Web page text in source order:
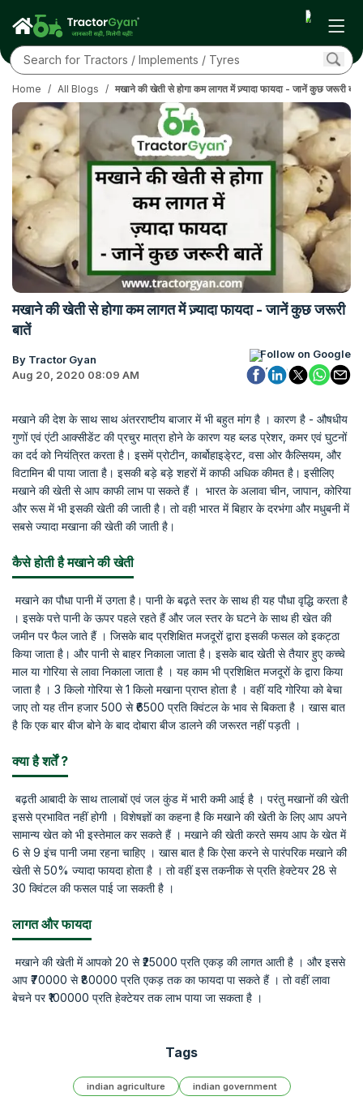
Home / All Blogs / मखाने की खेती से होगा कम लागत में ज़्यादा फायदा - जानें कुछ जरूरी बातें
मखाने की खेती से होगा कम लागत में ज़्यादा फायदा - जानें कुछ जरूरी
बातें
By Tractor Gyan
Aug 20, 2020 08:09 AM
Follow on Google
मखाने की देश के साथ साथ अंतरराष्टीय बाजार में भी बहुत मांग है । कारण है - औषधीय
गुणों एवं एंटी आक्सीडेंट की प्रचुर मात्रा होने के कारण यह ब्लड प्रेशर, कमर एवं घुटनों
का दर्द को नियंत्रित करता है। इसमें प्रोटीन, कार्बोहाइडे्रट, वसा ओर कैल्सियम, और
विटामिन बी पाया जाता है। इसकी बड़े बड़े शहरों में काफी अधिक कीमत है। इसीलिए
मखाने की खेती से आप काफी लाभ पा सकते हैं । भारत के अलावा चीन, जापान, कोरिया
और रूस में भी इसकी खेती की जाती है। तो वही भारत में बिहार के दरभंगा और मधुबनी में
सबसे ज्यादा मखाना की खेती की जाती है।
कैसे होती है मखाने की खेती
मखाने का पौधा पानी में उगता है। पानी के बढ़ते स्तर के साथ ही यह पौधा वृद्धि करता है
। इसके पत्ते पानी के ऊपर पहले रहते हैं और जल स्तर के घटने के साथ ही खेत की
जमीन पर फैल जाते हैं । जिसके बाद प्रशिक्षित मजदूरों द्वारा इसकी फसल को इकट्ठा
किया जाता है। और पानी से बाहर निकाला जाता है। इसके बाद खेती से तैयार हुए कच्चे
माल या गोरिया से लावा निकाला जाता है । यह काम भी प्रशिक्षित मजदूरों के द्वारा किया
जाता है । 3 किलो गोरिया से 1 किलो मखाना प्राप्त होता है । वहीं यदि गोरिया को बेचा
जाए तो यह तीन हजार 500 से ₹6500 प्रति क्विंटल के भाव से बिकता है । खास बात
है कि एक बार बीज बोने के बाद दोबारा बीज डालने की जरूरत नहीं पड़ती ।
क्या है शर्तें ?
बढ़ती आबादी के साथ तालाबों एवं जल कुंड में भारी कमी आई है । परंतु मखानों की खेती
इससे प्रभावित नहीं होगी । विशेषज्ञों का कहना है कि मखाने की खेती के लिए आप अपने
सामान्य खेत को भी इस्तेमाल कर सकते हैं । मखाने की खेती करते समय आप के खेत में
6 से 9 इंच पानी जमा रहना चाहिए । खास बात है कि ऐसा करने से पारंपरिक मखाने की
खेती से 50% ज्यादा फायदा होता है । तो वहीं इस तकनीक से प्रति हेक्टेयर 28 से
30 क्विंटल की फसल पाई जा सकती है ।
लागत और फायदा
मखाने की खेती में आपको 20 से ₹25000 प्रति एकड़ की लागत आती है । और इससे
आप ₹70000 से ₹80000 प्रति एकड़ तक का फायदा पा सकते हैं । तो वहीं लावा
बेचने पर ₹100000 प्रति हेक्टेयर तक लाभ पाया जा सकता है ।
Tags
indian agriculture indian government